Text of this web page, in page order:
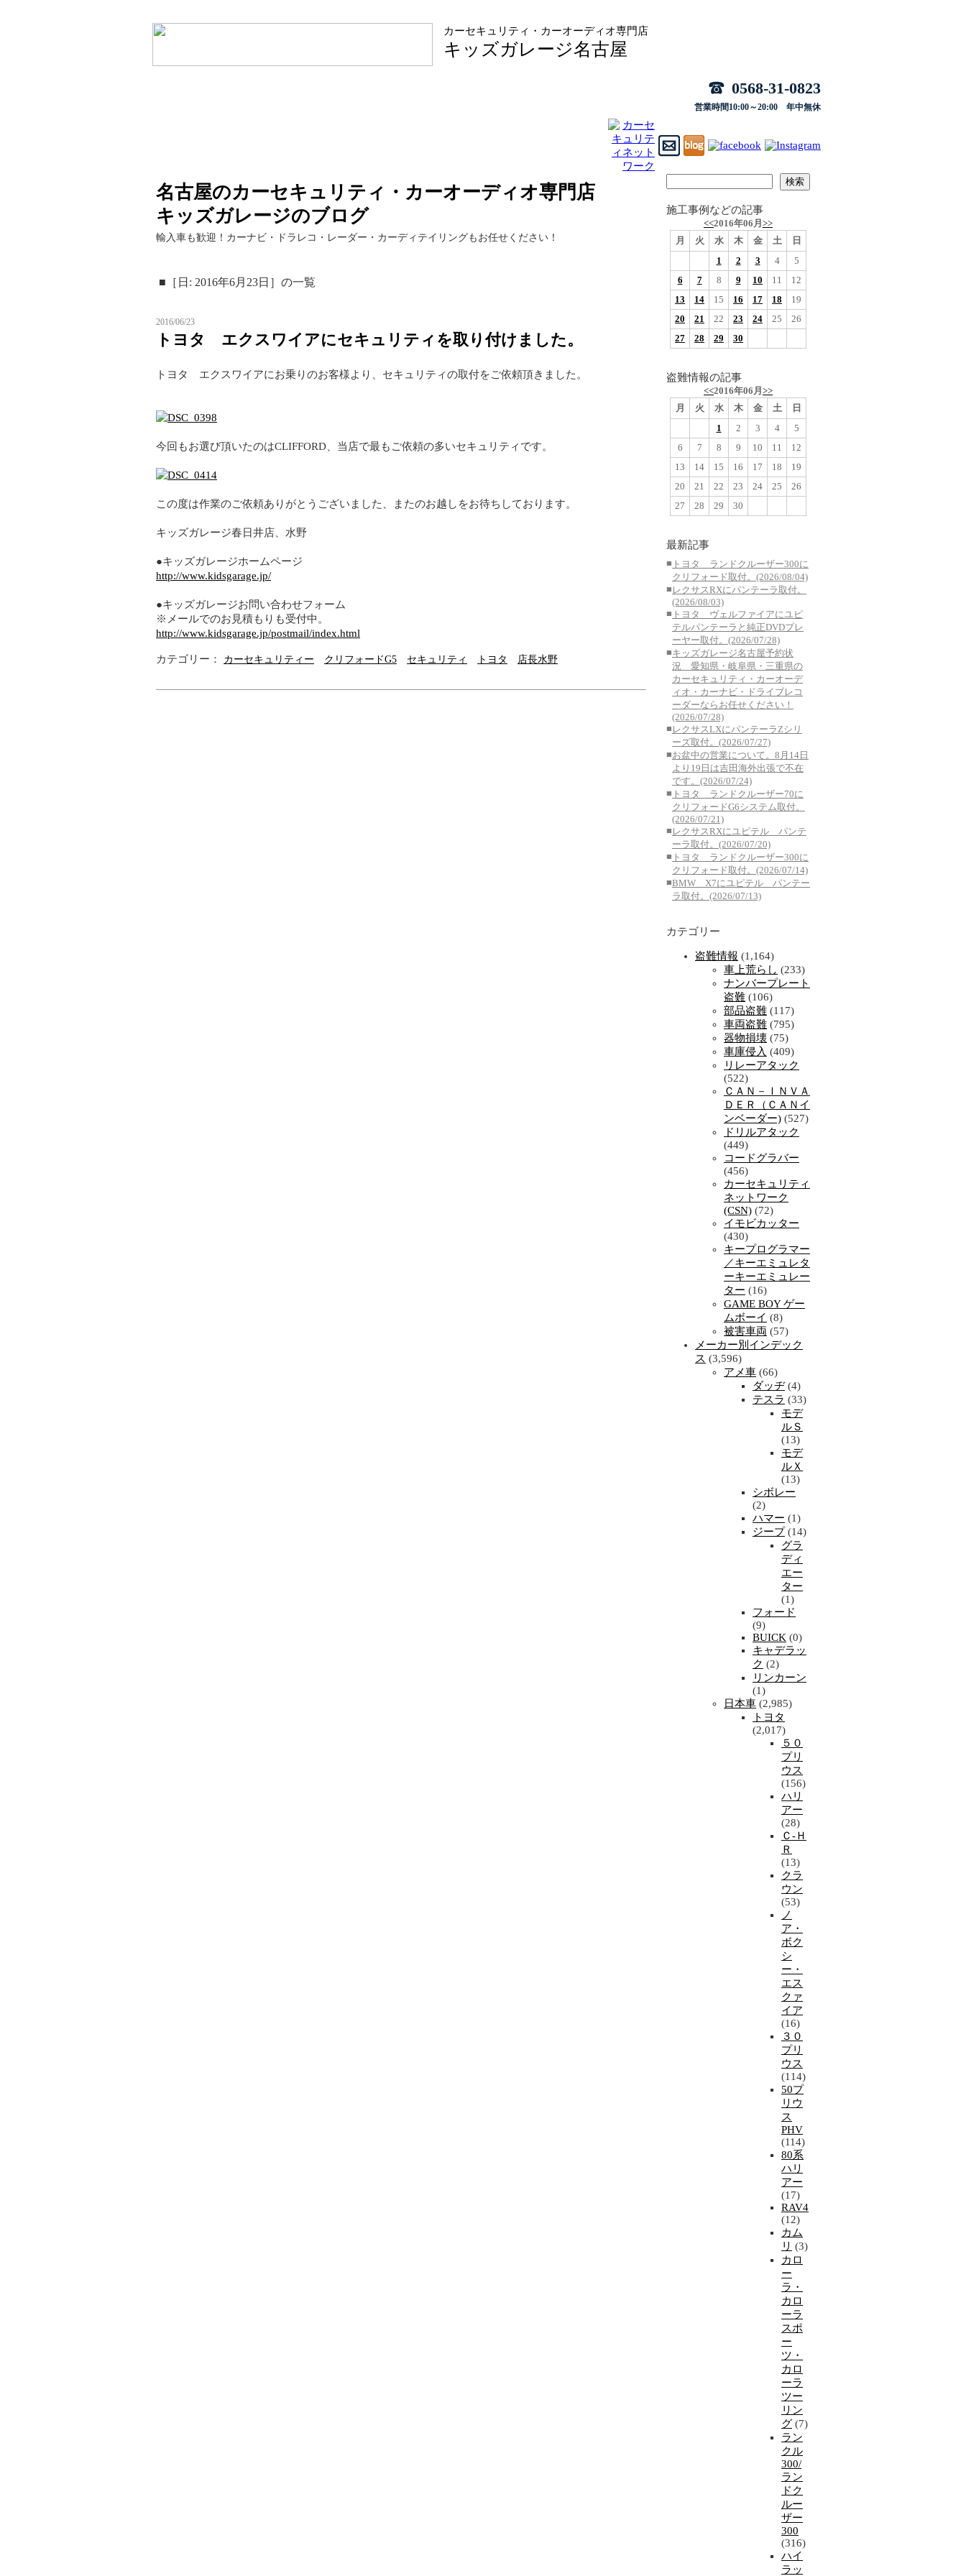
カーセキュリティ・カーオーディオ専門店
キッズガレージ名古屋
0568-31-0823
営業時間10:00～20:00 年中無休
名古屋のカーセキュリティ・カーオーディオ専門店
キッズガレージのブログ
輸入車も歓迎！カーナビ・ドラレコ・レーダー・カーディテイリングもお任せください！
■［日: 2016年6月23日］の一覧
2016/06/23
トヨタ エクスワイアにセキュリティを取り付けました。
トヨタ エクスワイアにお乗りのお客様より、セキュリティの取付をご依頼頂きました。
今回もお選び頂いたのはCLIFFORD、当店で最もご依頼の多いセキュリティです。
この度は作業のご依頼ありがとうございました、またのお越しをお待ちしております。
キッズガレージ春日井店、水野
●キッズガレージホームページ
http://www.kidsgarage.jp/
●キッズガレージお問い合わせフォーム
※メールでのお見積もりも受付中。
http://www.kidsgarage.jp/postmail/index.html
カテゴリー： カーセキュリティー クリフォードG5 セキュリティ トヨタ 店長水野
施工事例などの記事
<<2016年06月 >>
月
火 水 木 金 土
日
1
2 3 4
5
6
7 8 9 10 11
12
13
14 15 16 17 18
19
20
21 22 23 24 25
26
27
28 29 30
盗難情報の記事
<<2016年06月 >>
月
火 水 木 金 土
日
1
2 3 4
5
6
7 8 9 10 11
12
13
14 15 16 17 18
19
20
21 22 23 24 25
26
27
28 29 30
最新記事
■ トヨタ ランドクルーザー300に
クリフォード取付。(2026/08/04)
■ レクサスRXにパンテーラ取付。
(2026/08/03)
■ トヨタ ヴェルファイアにユピ
テルパンテーラと純正DVDプレ
ーヤー取付。(2026/07/28)
■キッズガレージ名古屋予約状
況 愛知県・岐阜県・三重県の
カーセキュリティ・カーオーデ
ィオ・カーナビ・ドライブレコ
ーダーならお任せください！
(2026/07/28)
■ レクサスLXにパンテーラZシリ
ーズ取付。(2026/07/27)
■お盆中の営業について。8月14日
より19日は吉田海外出張で不在
です。(2026/07/24)
■ トヨタ ランドクルーザー70に
クリフォードG6システム取付。
(2026/07/21)
■ レクサスRXにユピテル パンテ
ーラ取付。(2026/07/20)
■ トヨタ ランドクルーザー300に
クリフォード取付。(2026/07/14)
■BMW X7にユピテル パンテー
ラ取付。(2026/07/13)
カテゴリー
盗難情報 (1,164)
車上荒らし (233)
ナンバープレート
盗難 (106)
部品盗難 (117)
車両盗難 (795)
器物損壊 (75)
車庫侵入 (409)
リレーアタック
(522)
ＣＡＮ－ＩＮＶＡ
ＤＥＲ（ＣＡＮイ
ンベーダー) (527)
ドリルアタック
(449)
コードグラバー
(456)
カーセキュリティ
ネットワーク
(CSN) (72)
イモビカッター
(430)
キープログラマー
／キーエミュレタ
ーキーエミュレー
ター (16)
GAME BOY ゲー
ムボーイ (8)
被害車両 (57)
メーカー別インデック
ス (3,596)
アメ車 (66)
ダッヂ(4)
テスラ (33)
モデ
ルＳ
(13)
モデ
ルＸ
(13)
シボレー
(2)
ハマー (1)
ジープ(14)
グラ
ディ
エー
ター
(1)
フォード
(9)
BUICK (0)
キャデラッ
ク (2)
リンカーン
(1)
日本車 (2,985)
トヨタ
(2,017)
５０
プリ
ウス
(156)
ハリ
アー
(28)
Ｃ-Ｈ
Ｒ
(13)
クラ
ウン
(53)
ノ
ア・
ボク
シ
ー・
エス
クァ
イア
(16)
３０
プリ
ウス
(114)
50プ
リウ
ス
PHV
(114)
80系
ハリ
アー
(17)
RAV4
(12)
カム
リ (3)
カロ
ー
ラ・
カロ
ーラ
スポ
ー
ツ・
カロ
ーラ
ツー
リン
グ (7)
ラン
クル
300/
ラン
ドク
ルー
ザー
300
(316)
ハイ
ラッ